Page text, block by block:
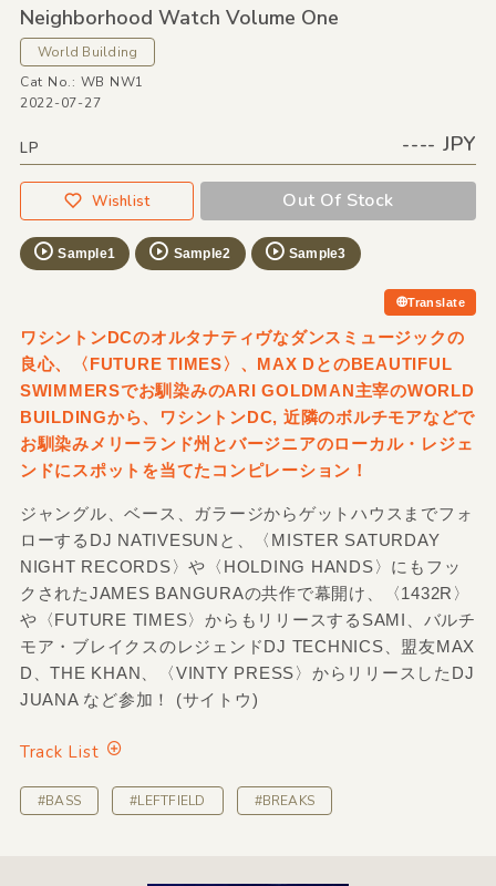
Neighborhood Watch Volume One
World Building
Cat No.: WB NW1
2022-07-27
LP ---- JPY
Wishlist Out Of Stock
Sample1 Sample2 Sample3
Translate
ワシントンDCのオルタナティヴなダンスミュージックの
良心、〈FUTURE TIMES〉、MAX DとのBEAUTIFUL
SWIMMERSでお馴染みのARI GOLDMAN主宰のWORLD
BUILDINGから、ワシントンDC, 近隣のボルチモアなどで
お馴染みメリーランド州とバージニアのローカル・レジェ
ンドにスポットを当てたコンピレーション！
ジャングル、ベース、ガラージからゲットハウスまでフォ
ローするDJ NATIVESUNと、〈MISTER SATURDAY
NIGHT RECORDS〉や〈HOLDING HANDS〉にもフッ
クされたJAMES BANGURAの共作で幕開け、〈1432R〉
や〈FUTURE TIMES〉からもリリースするSAMI、バルチ
モア・ブレイクスのレジェンドDJ TECHNICS、盟友MAX
D、THE KHAN、〈VINTY PRESS〉からリリースしたDJ
JUANA など参加！ (サイトウ)
Track List
#BASS #LEFTFIELD #BREAKS